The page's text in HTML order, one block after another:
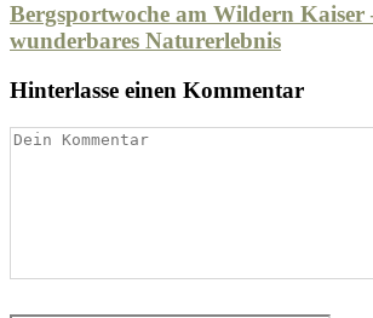
Bergsportwoche am Wildern Kaiser
wunderbares Naturerlebnis
Hinterlasse einen Kommentar